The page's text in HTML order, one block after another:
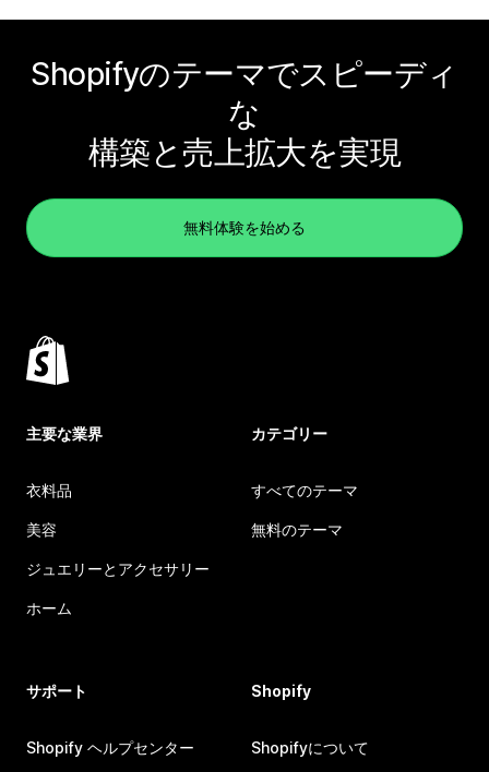
Shopifyのテーマでスピーディ
な
構築と売上拡大を実現
無料体験を始める
主要な業界
衣料品
美容
ジュエリーとアクセサリー
ホーム
カテゴリー
すべてのテーマ
無料のテーマ
サポート
Shopify ヘルプセンター
Shopify
Shopifyについて